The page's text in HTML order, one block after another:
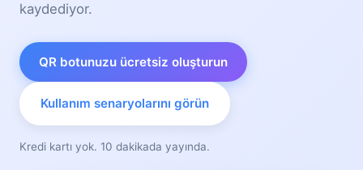
kaydediyor.
QR botunuzu ücretsiz oluşturun
Kullanım senaryolarını görün
Kredi kartı yok. 10 dakikada yayında.